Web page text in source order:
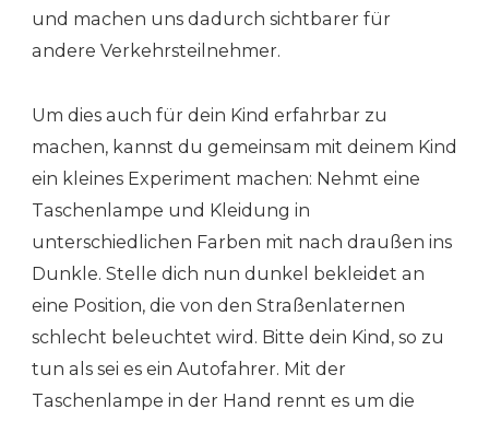
und machen uns dadurch sichtbarer für
andere Verkehrsteilnehmer.
Um dies auch für dein Kind erfahrbar zu
machen, kannst du gemeinsam mit deinem Kind
ein kleines Experiment machen: Nehmt eine
Taschenlampe und Kleidung in
unterschiedlichen Farben mit nach draußen ins
Dunkle. Stelle dich nun dunkel bekleidet an
eine Position, die von den Straßenlaternen
schlecht beleuchtet wird. Bitte dein Kind, so zu
tun als sei es ein Autofahrer. Mit der
Taschenlampe in der Hand rennt es um die